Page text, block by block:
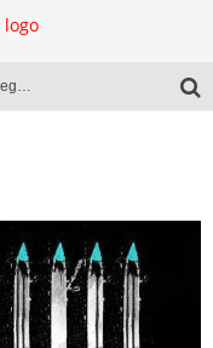
El libro en la mira de la desregulación